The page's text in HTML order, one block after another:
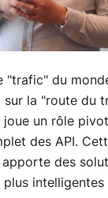
"trafic" du
la "route du
joue un rôle
des API.
des